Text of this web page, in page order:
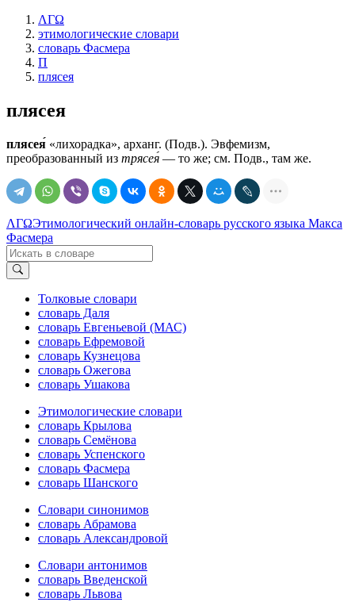
ΛΓΩ
этимологические словари
словарь Фасмера
П
плясея
плясея
плясея́ «лихорадка», арханг. (Подв.). Эвфемизм,
преобразованный из трясея́ — то же; см. Подв., там же.
ΛΓΩЭтимологический онлайн-словарь русского языка Макса
Фасмера
Толковые словари
словарь Даля
словарь Евгеньевой (МАС)
словарь Ефремовой
словарь Кузнецова
словарь Ожегова
словарь Ушакова
Этимологические словари
словарь Крылова
словарь Семёнова
словарь Успенского
словарь Фасмера
словарь Шанского
Словари синонимов
словарь Абрамова
словарь Александровой
Словари антонимов
словарь Введенской
словарь Львова